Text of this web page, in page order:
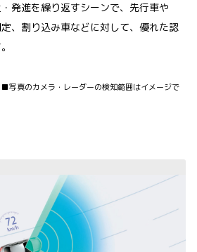
発進を繰り返すシーンで、先行車や
、割り込み車などに対して、優れた認
真のカメラ・レーダーの検知範囲はイメージで